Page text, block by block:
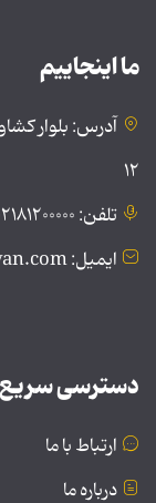
ما اینجاییم
آدرس: بلوار
۱۲
تلفن: ۰۲۱۸۱۲۰۰۰۰۰
ایمیل: public@tebyan.com
دسترسی سریع
ارتباط با ما
درباره ما